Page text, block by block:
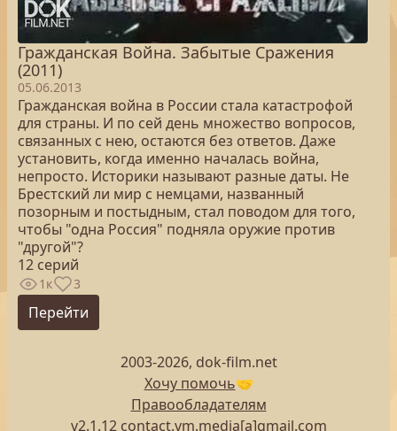
Гражданская Война. Забытые Сражения
(2011)
05.06.2013
Гражданская война в России стала катастрофой
для страны. И по сей день множество вопросов,
связанных с нею, остаются без ответов. Даже
установить, когда именно началась война,
непросто. Историки называют разные даты. Не
Брестский ли мир с немцами, названный
позорным и постыдным, стал поводом для того,
чтобы "одна Россия" подняла оружие против
"другой"?
12 серий
1к 3
Перейти
2003-2026, dok-film.net
Хочу помочь🤝
Правообладателям
v2.1.12 contact.vm.media[a]gmail.com